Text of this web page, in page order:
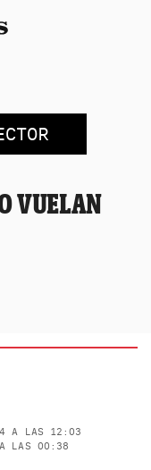
VUELAN
A LAS 12:03
A LAS 00:38